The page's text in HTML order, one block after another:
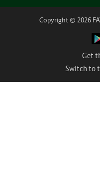
Copyright © 2026
Get
Switch to